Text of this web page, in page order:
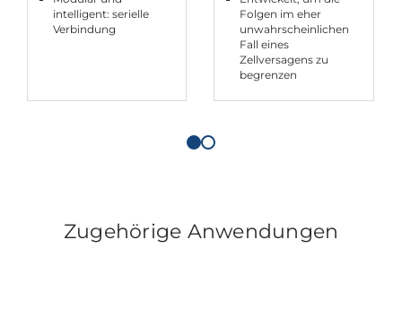
intelligent: serielle
Verbindung
Folgen im eher
unwahrscheinlichen
Fall eines
Zellversagens zu
begrenzen
Zugehörige Anwendungen